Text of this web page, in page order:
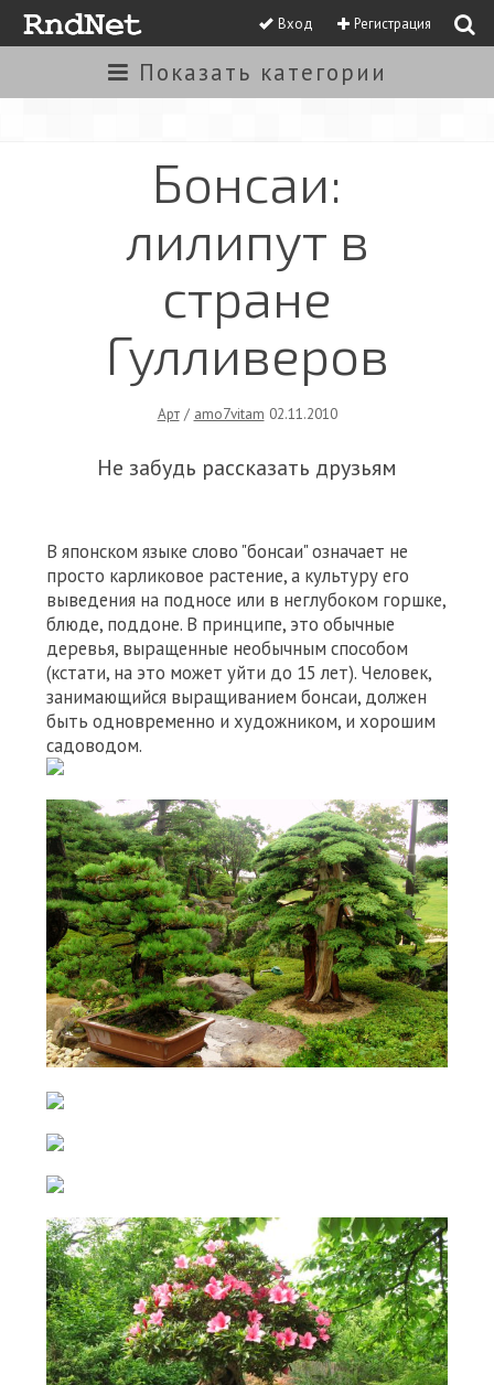
Вход Регистрация
Показать категории
Бонсаи:
лилипут в
стране
Гулливеров
Арт/ amo7vitam 02.11.2010
Не забудь рассказать друзьям
В японском языке слово "бонсаи" означает не
просто карликовое растение, а культуру его
выведения на подносе или в неглубоком горшке,
блюде, поддоне. В принципе, это обычные
деревья, выращенные необычным способом
(кстати, на это может уйти до 15 лет). Человек,
занимающийся выращиванием бонсаи, должен
быть одновременно и художником, и хорошим
садоводом.